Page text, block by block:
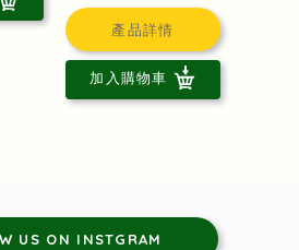
產品詳情
加入購物車
US ON INSTGRAM